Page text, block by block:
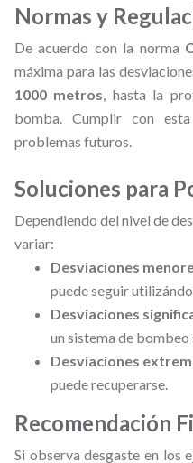
Normas y
De acuerdo con la norma
máxima para las
1000 metros, hasta la
bomba. Cumplir con
problemas futuros.
Soluciones para
Dependiendo del nivel de
variar:
Desviaciones
puede seguir
Desviaciones
un sistema de
Desviaciones
puede recuperarse.
Recomendación
Si observa desgaste en los